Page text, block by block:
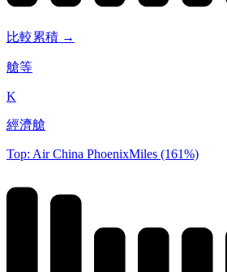
比較累積 →
艙等
K
經濟艙
Top: Air China PhoenixMiles (161%)